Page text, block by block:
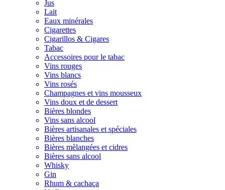
Jus
Lait
Eaux minérales
Cigarettes
Cigarillos & Cigares
Tabac
Accessoires pour le tabac
Vins rouges
Vins blancs
Vins rosés
Champagnes et vins mousseux
Vins doux et de dessert
Bières blondes
Vins sans alcool
Bières artisanales et spéciales
Bières blanches
Bières mèlangées et cidres
Bières sans alcool
Whisky
Gin
Rhum & cachaça